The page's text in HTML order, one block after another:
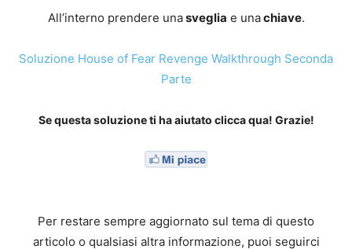
All’interno prendere unasveglia e unachiave.
Soluzione House of Fear Revenge Walkthrough Seconda
Parte
Se questa soluzione ti ha aiutato clicca qua! Grazie!
Per restare sempre aggiornato sul tema di questo
articolo o qualsiasi altra informazione, puoi seguirci